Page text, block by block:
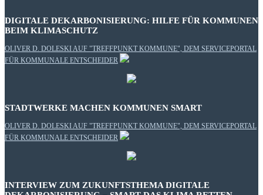
DIGITALE DEKARBONISIERUNG: HILFE FÜR KOMMUNEN
BEIM KLIMASCHUTZ
OLIVER D. DOLESKI AUF "TREFFPUNKT KOMMUNE", DEM SERVICEPORTAL
FÜR KOMMUNALE ENTSCHEIDER
STADTWERKE MACHEN KOMMUNEN SMART
OLIVER D. DOLESKI AUF "TREFFPUNKT KOMMUNE", DEM SERVICEPORTAL
FÜR KOMMUNALE ENTSCHEIDER
INTERVIEW ZUM ZUKUNFTSTHEMA DIGITALE